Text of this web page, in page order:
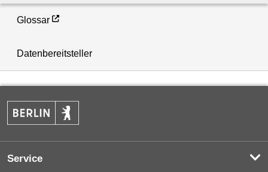
Glossar
Datenbereitsteller
Service